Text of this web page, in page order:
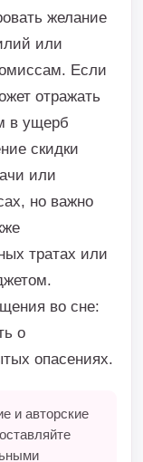
желание
или
Если
отражать
в ущерб
скидки
или
но важно
тратах или
во сне:
о
опасениях.
и авторские